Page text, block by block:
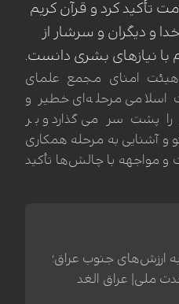
تأکید کرد و قرآن کریم
خدا و دیگران و سرشار از
با نیازهای بشری دانست.
امنای مجمع علمای
اسلامی مرحله‌ای خطیر و
را پشت سر می‌گذارد و بر
و آشنایی به مرحله همکاری
مواجهه با چالش‌ها تأکید
ارزش‌های جنوب عراق؛
ملی| عراق الغد